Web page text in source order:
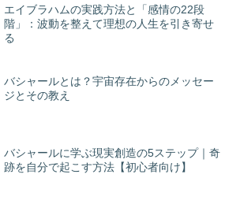
エイブラハムの実践方法と「感情の22段
階」：波動を整えて理想の人生を引き寄せ
る
バシャールとは？宇宙存在からのメッセー
ジとその教え
バシャールに学ぶ現実創造の5ステップ｜奇
跡を自分で起こす方法【初心者向け】